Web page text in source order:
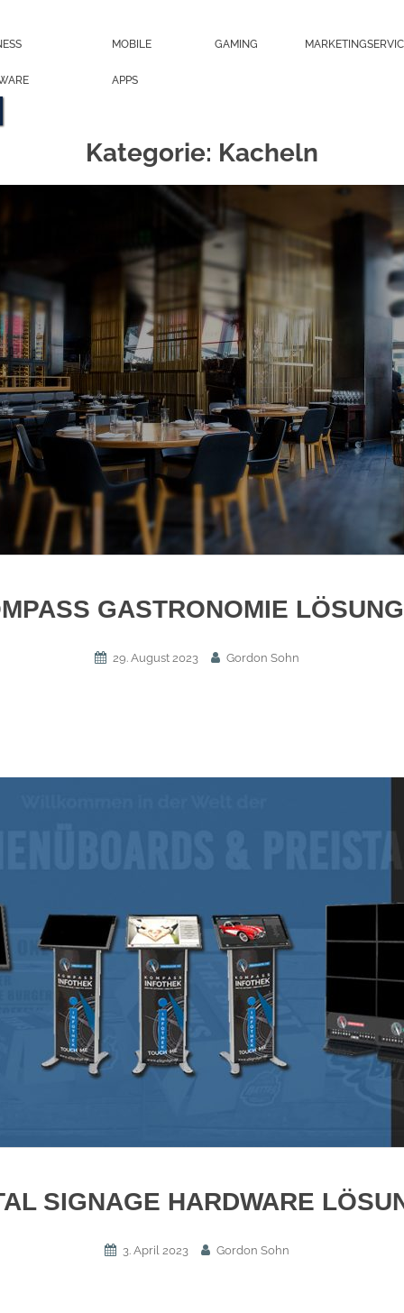
MOBILE
APPS
GAMING
Kategorie: Kacheln
GASTRONOMIE
29. August 2023 Gordon Sohn
SIGNAGE HARDWARE
3. April 2023 Gordon Sohn